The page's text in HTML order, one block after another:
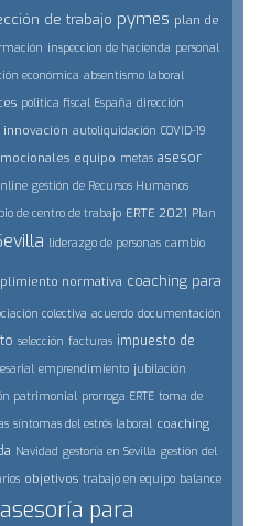
de trabajo pymes plan de
inspeccion de hacienda personal
económica absentismo laboral
politica fiscal España dirección
innovación autoliquidación COVID-19
equipo metas asesor
gestión de Recursos Humanos
de centro de trabajo ERTE 2021 Plan
liderazgo de personas cambio
normativa coaching para
colectiva acuerdo documentación
selección facturas impuesto de
emprendimiento jubilación
patrimonial prorroga ERTE toma de
síntomas del estrés laboral coaching
Navidad gestoría en Sevilla gestión del
objetivos trabajo en equipo balance
asesoría para